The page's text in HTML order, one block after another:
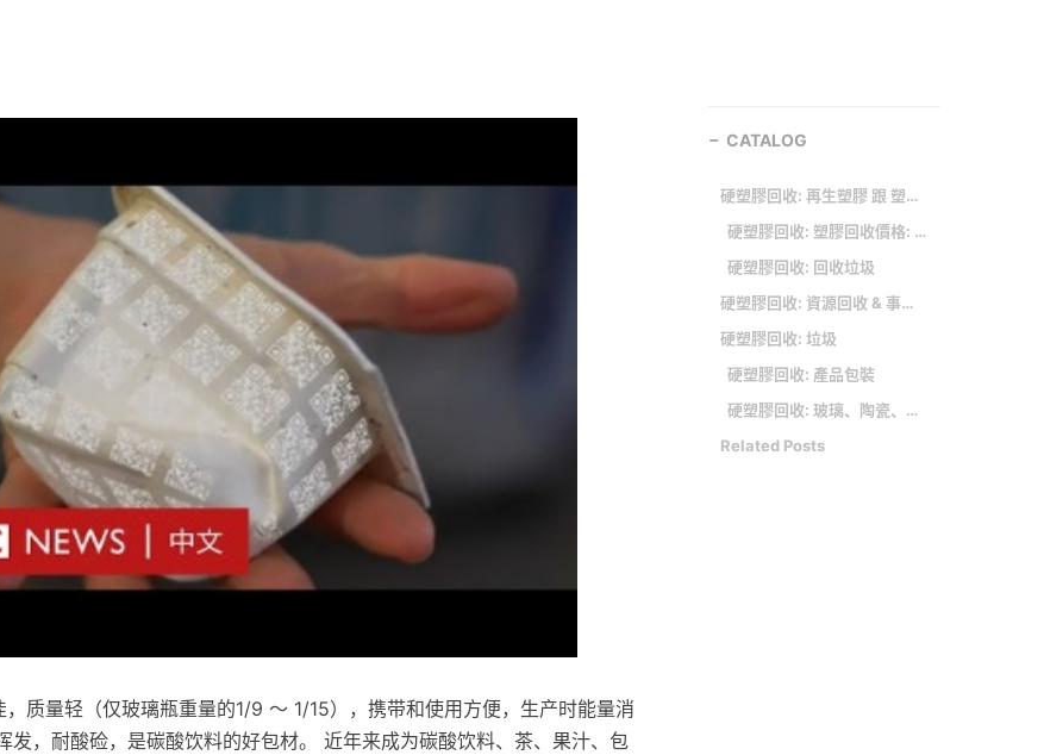
质量轻（仅玻璃瓶重量的1/9 ～ 1/15），携带和使用方便，生产时能量消
发，耐酸硷，是碳酸饮料的好包材。 近年来成为碳酸饮料、茶、果汁、包
CATALOG
硬塑膠回收: 再生塑膠 跟 塑膠加入二次塑料的差異
硬塑膠回收: 塑膠回收價格: 台灣製 菸灰缸垃圾桶-附塑膠內桶 MY-301A-1 菸灰缸 煙灰桶 不鏽鋼垃圾桶 回收桶 吸菸區
硬塑膠回收: 回收垃圾
硬塑膠回收: 資源回收 & 事業廢棄物清運服務
硬塑膠回收: 垃圾
硬塑膠回收: 產品包裝
硬塑膠回收: 玻璃、陶瓷、石材
Related Posts